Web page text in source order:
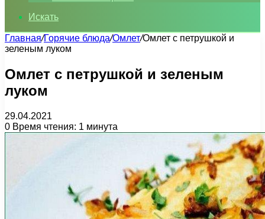
Искать
Главная/Горячие блюда/Омлет/Омлет с петрушкой и
зеленым луком
Омлет с петрушкой и зеленым
луком
29.04.2021
0 Время чтения: 1 минута